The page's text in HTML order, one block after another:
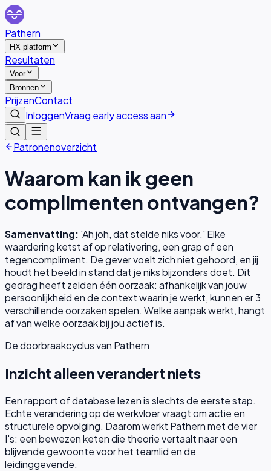
Pathern
HX platform
Resultaten
Voor
Bronnen
PrijzenContact
InloggenVraag early access aan
Patronenoverzicht
Waarom kan ik geen
complimenten ontvangen?
Samenvatting: 'Ah joh, dat stelde niks voor.' Elke
waardering ketst af op relativering, een grap of een
tegencompliment. De gever voelt zich niet gehoord, en jij
houdt het beeld in stand dat je niks bijzonders doet. Dit
gedrag heeft zelden één oorzaak: afhankelijk van jouw
persoonlijkheid en de context waarin je werkt, kunnen er3
verschillende oorzaken spelen. Welke aanpak werkt, hangt
af van welke oorzaak bij jou actief is.
De doorbraakcyclus van Pathern
Inzicht alleen verandert niets
Een rapport of database lezen is slechts de eerste stap.
Echte verandering op de werkvloer vraagt om actie en
structurele opvolging. Daarom werkt Pathern met de vier
I's: een bewezen keten die theorie vertaalt naar een
blijvende gewoonte voor het teamlid en de
leidinggevende.